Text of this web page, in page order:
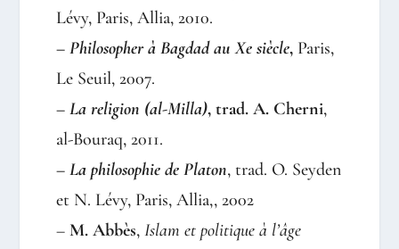
Lévy, Paris, Allia, 2010.
– Philosopher à Bagdad au Xe siècle,Paris,
Le Seuil, 2007.
– La religion (al-Milla), trad. A. Cherni,
al-Bouraq, 2011.
– La philosophie de Platon, trad. O. Seyden
et N. Lévy, Paris, Allia,, 2002
– M. Abbès, Islam et politique à l’âge